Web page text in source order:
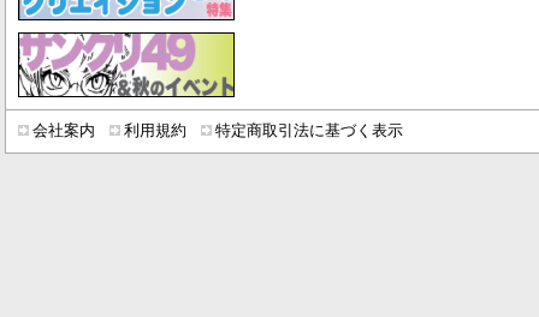
会社案内 利用規約 特定商取引法に基づく表示